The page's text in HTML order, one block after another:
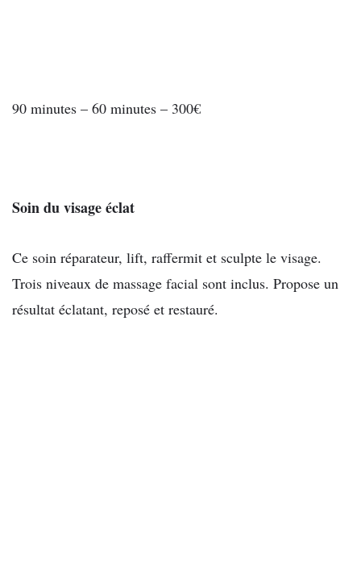
90 minutes – 60 minutes – 300€
Soin du visage éclat
Ce soin réparateur, lift, raffermit et sculpte le visage.
Trois niveaux de massage facial sont inclus. Propose un
résultat éclatant, reposé et restauré.